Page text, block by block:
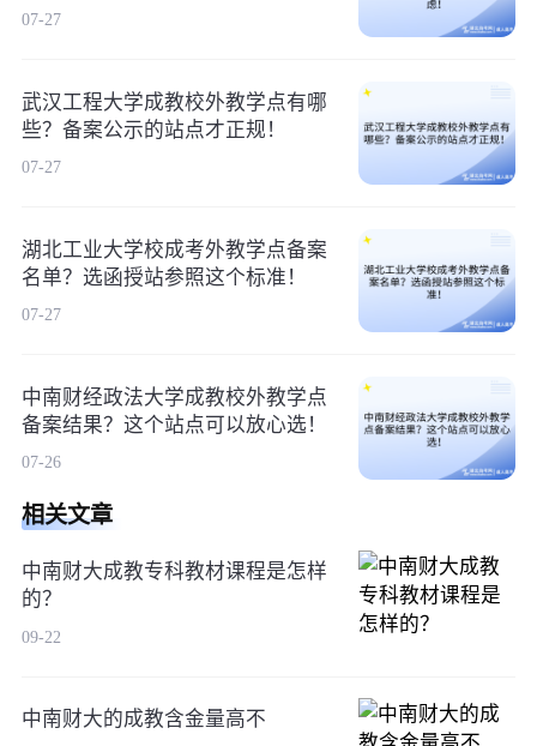
07-27
武汉工程大学成教校外教学点有哪
些？备案公示的站点才正规！
07-27
湖北工业大学校成考外教学点备案
名单？选函授站参照这个标准！
07-27
中南财经政法大学成教校外教学点
备案结果？这个站点可以放心选！
07-26
相关文章
中南财大成教专科教材课程是怎样
的？
09-22
中南财大的成教含金量高不